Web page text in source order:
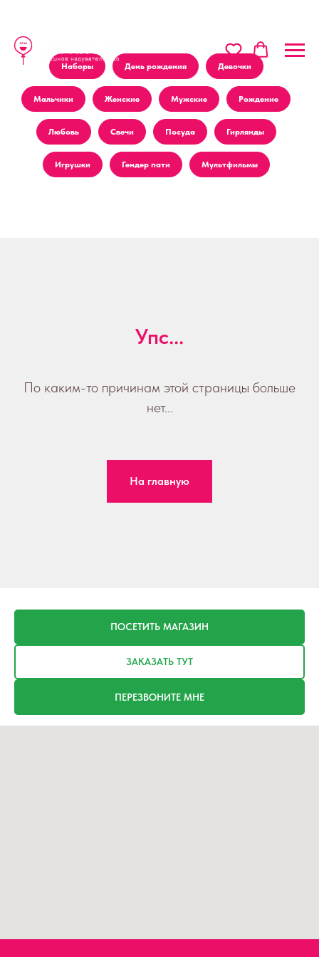
Наборы День рождения Девочки
Мальчики Женские Мужские Рождение
Любовь Свечи Посуда Гирлянды
Игрушки Гендер пати Мультфильмы
Упс...
По каким-то причинам этой страницы больше
нет...
На главную
ПОСЕТИТЬ МАГАЗИН
ЗАКАЗАТЬ ТУТ
ПЕРЕЗВОНИТЕ МНЕ